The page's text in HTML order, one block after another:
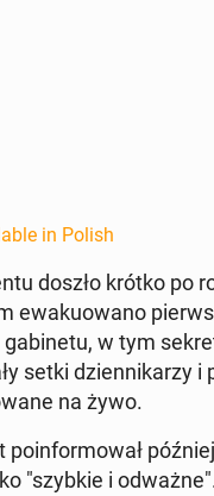
in Polish
doszło krótko po
ewakuowano
gabi­ne­tu, w tym
setki dzi­en­nikarzy i
na żywo.
poin­for­mował
"szybkie i